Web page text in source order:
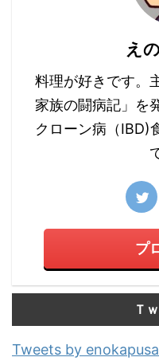
え
料理が好きです。
家族の闘病記」を
クローン病（IBD)
プ
Ｔ
Tweets by